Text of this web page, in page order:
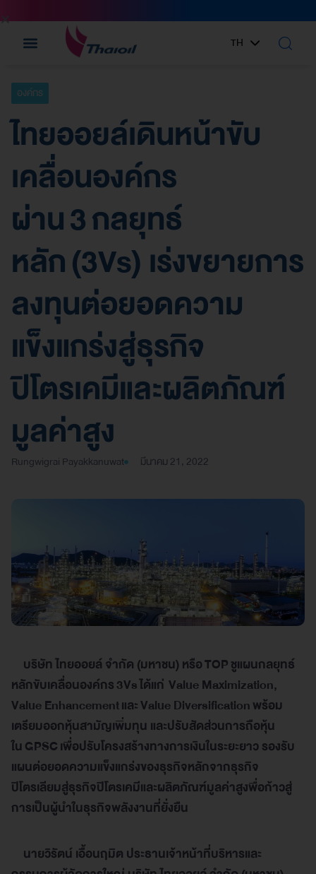
TH
EN
องค์กร
ไทยออยล์เดินหน้าขับ
เคลื่อนองค์กร
ผ่าน 3 กลยุทธ์
หลัก (3Vs) เร่งขยายการ
ลงทุนต่อยอดความ
แข็งแกร่งสู่ธุรกิจ
ปิโตรเคมีและผลิตภัณฑ์
มูลค่าสูง
Rungwigrai Payakkanuwat มีนาคม 21, 2022
บริษัท ไทยออยล์ จำกัด (มหาชน) หรือTOPชูแผนกลยุทธ์
หลักขับเคลื่อนองค์กร3Vsได้แก่ Value Maximization,
Value EnhancementและValue Diversificationพร้อม
เตรียมออกหุ้นสามัญเพิ่มทุน และปรับสัดส่วนการถือหุ้น
ในGPSCเพื่อปรับโครงสร้างทางการเงินในระยะยาว รองรับ
แผนต่อยอดความแข็งแกร่งของธุรกิจหลักจากธุรกิจ
ปิโตรเลียมสู่ธุรกิจปิโตรเคมีและผลิตภัณฑ์มูลค่าสูงพื่อก้าวสู่
การเป็นผู้นำในธุรกิจพลังงานที่ยั่งยืน
นายวิรัตน์ เอื้อนฤมิต ประธานเจ้าหน้าที่บริหารและ